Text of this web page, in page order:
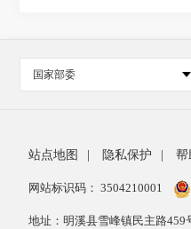
国家部委
站点地图 隐私保护 帮
网站标识码： 3504210001
地址：明溪县雪峰镇民主路459